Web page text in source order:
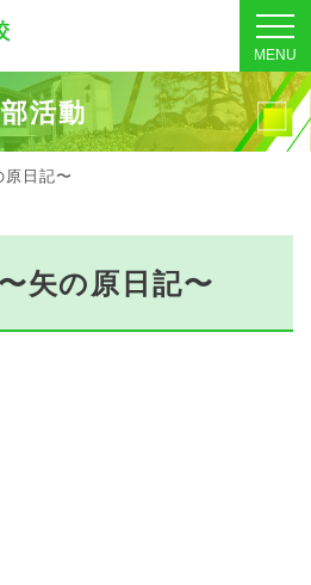
MENU
部活動
原日記〜
矢の原日記〜